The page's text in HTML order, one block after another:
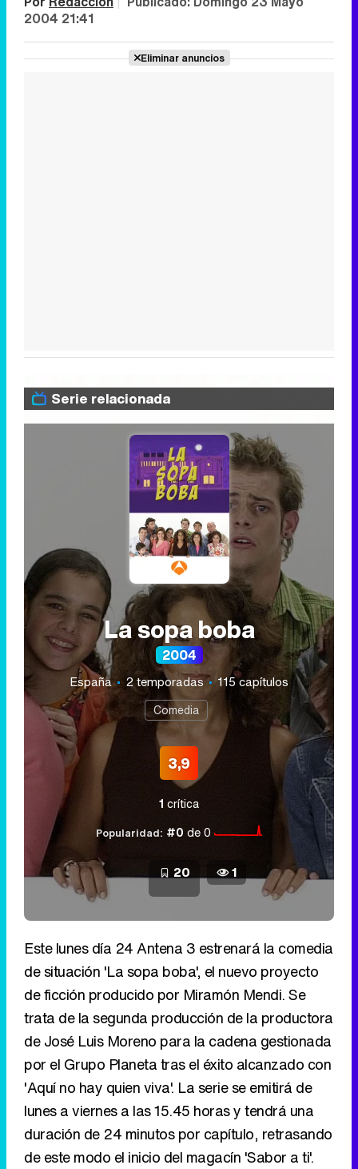
2004 21:41
Eliminar anuncios
Serie relacionada
La sopa boba
2004
España 2 temporadas 115 capítulos
Comedia
3,9
1 crítica
Popularidad: #0 de 0
20 1
Este lunes día 24 Antena 3 estrenará la comedia
de situación 'La sopa boba', el nuevo proyecto
de ficción producido por Miramón Mendi. Se
trata de la segunda producción de la productora
de José Luis Moreno para la cadena gestionada
por el Grupo Planeta tras el éxito alcanzado con
'Aquí no hay quien viva'. La serie se emitirá de
lunes a viernes a las 15.45 horas y tendrá una
duración de 24 minutos por capítulo, retrasando
de este modo el inicio del magacín 'Sabor a ti'.